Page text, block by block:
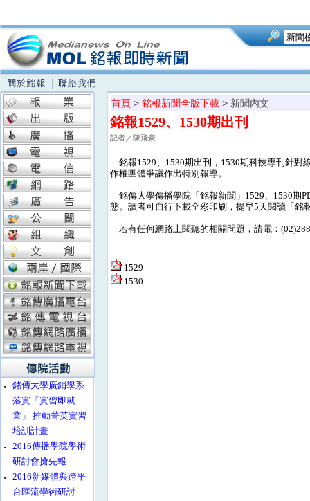
‧
銘傳大學廣銷學系
落實「實習即就
業」 推動菁英實習
培訓計畫
‧
2016傳播學院學術
研討會搶先報
‧
2016新媒體與跨平
台匯流學術研討
首頁 > 銘報新聞全版下載 > 新聞內文
銘報1529、1530期出刊
記者／陳飛豪
銘報1529、1530期出刊，1530期科技專刊針對
作權團體爭議作出特別報導。
銘傳大學傳播學院「銘報新聞」1529、1530期
態。讀者可自行下載全彩印刷，提早5天閱讀「銘
若有任何網路上閱聽的相關問題，請電：
1529
1530